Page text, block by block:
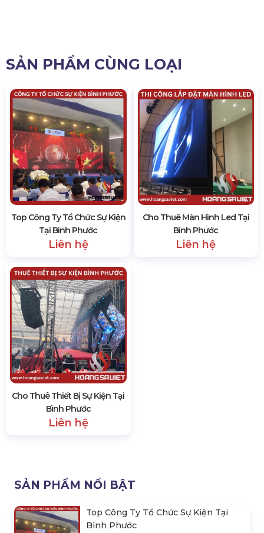
SẢN PHẨM CÙNG LOẠI
Top Công Ty Tổ Chức Sự Kiện
Tại Bình Phước
Liên hệ
Cho Thuê Màn Hình Led Tại
Bình Phước
Liên hệ
Cho Thuê Thiết Bị Sự Kiện Tại
Bình Phước
Liên hệ
SẢN PHẨM NỔI BẬT
Top Công Ty Tổ Chức Sự Kiện Tại
Bình Phước